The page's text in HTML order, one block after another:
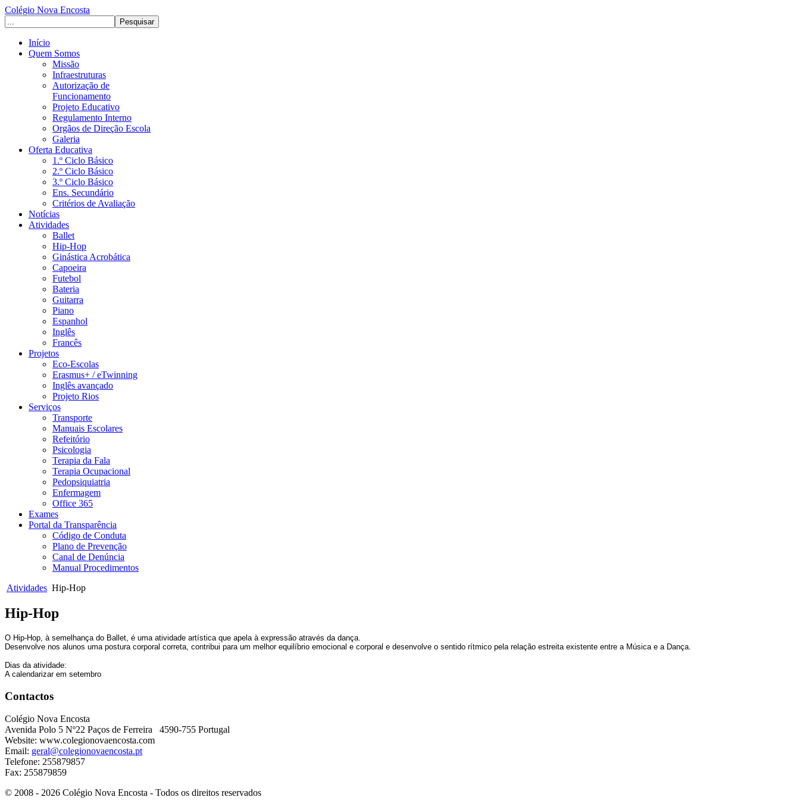
Colégio Nova Encosta
Início
Quem Somos
Missão
Infraestruturas
Autorização de
Funcionamento
Projeto Educativo
Regulamento Interno
Orgãos de Direção Escola
Galeria
Oferta Educativa
1.º Ciclo Básico
2.º Ciclo Básico
3.º Ciclo Básico
Ens. Secundário
Critérios de Avaliação
Notícias
Atividades
Ballet
Hip-Hop
Ginástica Acrobática
Capoeira
Futebol
Bateria
Guitarra
Piano
Espanhol
Inglês
Francês
Projetos
Eco-Escolas
Erasmus+ / eTwinning
Inglês avançado
Projeto Rios
Serviços
Transporte
Manuais Escolares
Refeitório
Psicologia
Terapia da Fala
Terapia Ocupacional
Pedopsiquiatria
Enfermagem
Office 365
Exames
Portal da Transparência
Código de Conduta
Plano de Prevenção
Canal de Denúncia
Manual Procedimentos
Atividades Hip-Hop
Hip-Hop
O Hip-Hop, à semelhança do Ballet, é uma atividade artística que apela à expressão através da dança.
Desenvolve nos alunos uma postura corporal correta, contribui para um melhor equilíbrio emocional e corporal e desenvolve o sentido rítmico pela relação estreita existente entre a Música e a Dança.
Dias da atividade:
A calendarizar em setembro
Contactos
Colégio Nova Encosta
Avenida Polo 5 Nº22 Paços de Ferreira 4590-755 Portugal
Website: www.colegionovaencosta.com
Email: geral@colegionovaencosta.pt
Telefone: 255879857
Fax: 255879859
© 2008 - 2026 Colégio Nova Encosta - Todos os direitos reservados